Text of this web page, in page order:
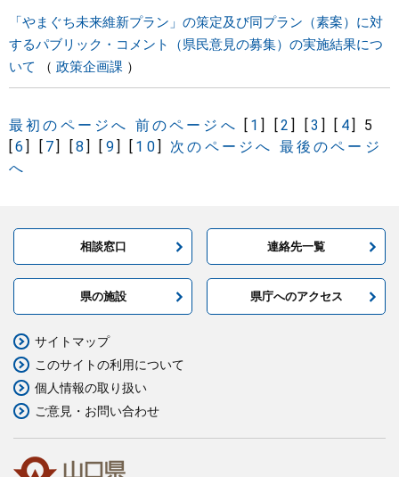
「やまぐち未来維新プラン」の策定及び同プラン（素案）に対
するパブリック・コメント（県民意見の募集）の実施結果につ
いて
政策企画課
最初のページへ 前のページへ [ 1] [2] [3] [ 4]
5
[6] [ 7] [8] [ 9] [ 10] 次のページへ 最後のページ
へ
相談窓口 連絡先一覧
県の施設 県庁へのアクセス
サイトマップ
このサイトの利用について
個人情報の取り扱い
ご意見・お問い合わせ